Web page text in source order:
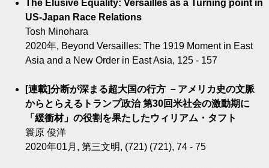
The Elusive Equality: Versailles as a Turning point in
US-Japan Race Relations
Tosh Minohara
2020年, Beyond Versailles: The 1919 Moment in East
Asia and a New Order in East Asia, 125 - 157
[連載]分断が深まる超大国の行方 －アメリカ史の文脈
からとらえるトランプ政治 第30回米社会の激動期に
「緩衝材」の役割を果たしたウィリアム・タフト
簑原 俊洋
2020年01月, 第三文明, (721) (721), 74 - 75